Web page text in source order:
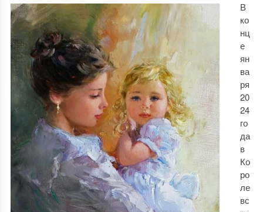
В
ко
нц
е
ян
ва
ря
20
24
го
да
в
Ко
ро
ле
вс